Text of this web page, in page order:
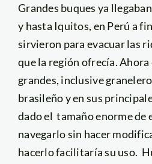
Grandes buques ya
y hasta Iquitos, en Perú a
sirvieron para evacuar las
que la región ofrecía.
grandes, inclusive
brasileño y en sus
dado el tamaño enorme de
navegarlo sin hacer
hacerlo facilitaría su uso.